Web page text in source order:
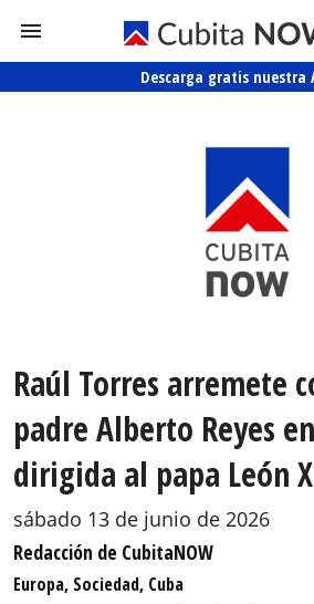
Descarga gratis nuestra
Raúl Torres arremete
padre Alberto Reyes
dirigida al papa León
sábado 13 de junio de 2026
Redacción de CubitaNOW
Europa, Sociedad, Cuba